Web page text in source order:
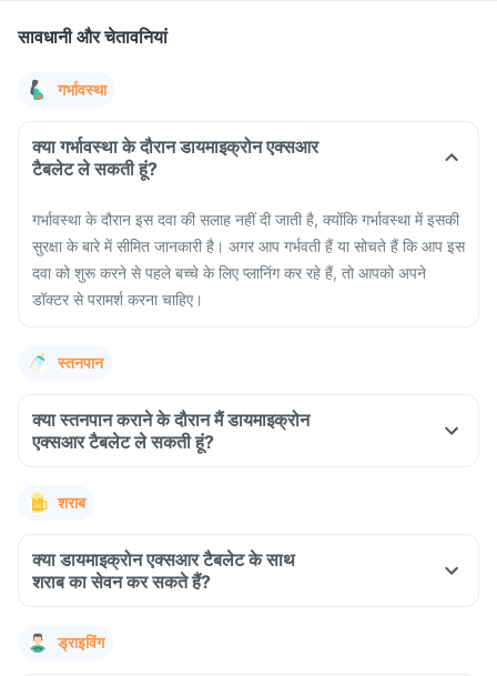
सावधानी और चेतावनियां
गर्भावस्था
क्या गर्भावस्था के दौरान डायमाइक्रोन एक्सआर
टैबलेट ले सकती हूं?
गर्भावस्था के दौरान इस दवा की सलाह नहीं दी जाती है, क्योंकि गर्भावस्था में इसकी
सुरक्षा के बारे में सीमित जानकारी है। अगर आप गर्भवती हैं या सोचते हैं कि आप इस
दवा को शुरू करने से पहले बच्चे के लिए प्लानिंग कर रहे हैं, तो आपको अपने
डॉक्टर से परामर्श करना चाहिए।
स्तनपान
क्या स्तनपान कराने के दौरान मैं डायमाइक्रोन
एक्सआर टैबलेट ले सकती हूं?
शराब
क्या डायमाइक्रोन एक्सआर टैबलेट के साथ
शराब का सेवन कर सकते हैं?
ड्राइविंग